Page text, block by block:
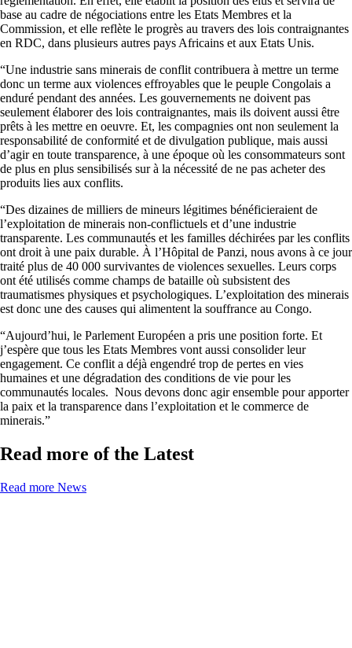
base au cadre de négociations entre les Etats Membres et la
Commission, et elle reflète le progrès au travers des lois contraignantes
en RDC, dans plusieurs autres pays Africains et aux Etats Unis.
“Une industrie sans minerais de conflit contribuera à mettre un terme
donc un terme aux violences effroyables que le peuple Congolais a
enduré pendant des années. Les gouvernements ne doivent pas
seulement élaborer des lois contraignantes, mais ils doivent aussi être
prêts à les mettre en oeuvre. Et, les compagnies ont non seulement la
responsabilité de conformité et de divulgation publique, mais aussi
d’agir en toute transparence, à une époque où les consommateurs sont
de plus en plus sensibilisés sur à la nécessité de ne pas acheter des
produits lies aux conflits.
“Des dizaines de milliers de mineurs légitimes bénéficieraient de
l’exploitation de minerais non-conflictuels et d’une industrie
transparente. Les communautés et les familles déchirées par les conflits
ont droit à une paix durable. À l’Hôpital de Panzi, nous avons à ce jour
traité plus de 40 000 survivantes de violences sexuelles. Leurs corps
ont été utilisés comme champs de bataille où subsistent des
traumatismes physiques et psychologiques. L’exploitation des minerais
est donc une des causes qui alimentent la souffrance au Congo.
“Aujourd’hui, le Parlement Européen a pris une position forte. Et
j’espère que tous les Etats Membres vont aussi consolider leur
engagement. Ce conflit a déjà engendré trop de pertes en vies
humaines et une dégradation des conditions de vie pour les
communautés locales. Nous devons donc agir ensemble pour apporter
la paix et la transparence dans l’exploitation et le commerce de
minerais.”
Read more of the Latest
Read more News